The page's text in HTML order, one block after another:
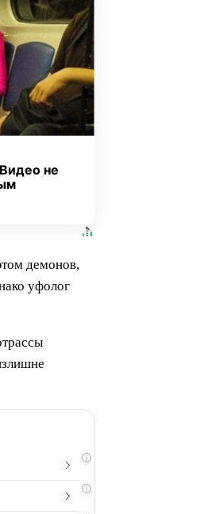
не
демонов,
уфолог
i
i